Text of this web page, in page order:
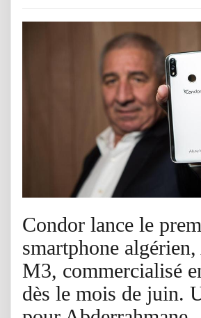
Condor lance le
smartphone
M3, commercialisé
dès le mois de juin.